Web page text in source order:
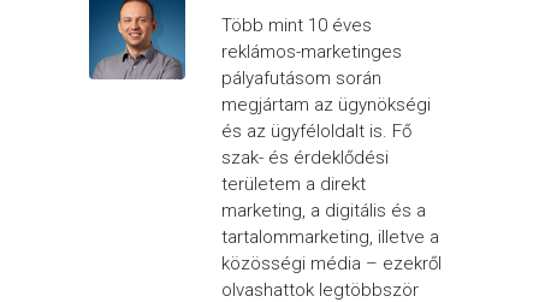
Több mint 10 éves
reklámos-marketinges
pályafutásom során
megjártam az ügynökségi
és az ügyféloldalt is. Fő
szak- és érdeklődési
területem a direkt
marketing, a digitális és a
tartalommarketing, illetve a
közösségi média – ezekről
olvashattok legtöbbször